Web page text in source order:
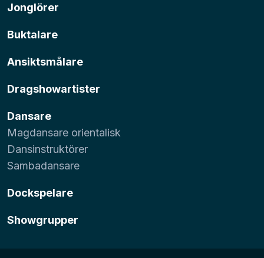
Jonglörer
Buktalare
Ansiktsmålare
Dragshowartister
Dansare
Magdansare orientalisk
Dansinstruktörer
Sambadansare
Dockspelare
Showgrupper